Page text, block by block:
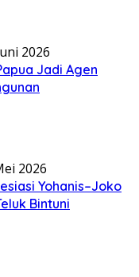
2026
Jadi Agen
2026
Yohanis–Joko
Bintuni